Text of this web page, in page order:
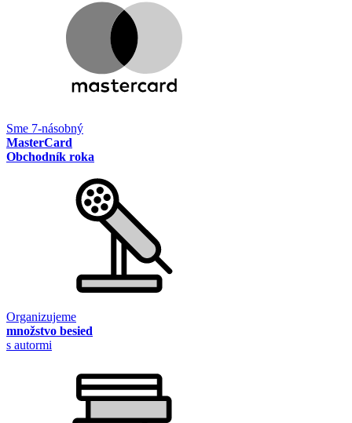
Sme 7-násobný
MasterCard
Obchodník roka
Organizujeme
množstvo besied
s autormi